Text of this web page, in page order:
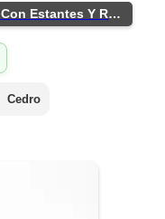
Mueble Para Horno De Empotrar Con Estantes Y Ruedas
Cedro